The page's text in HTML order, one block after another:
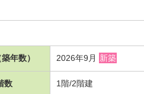
年数） 2026年9月 新築
数 1階/2階建